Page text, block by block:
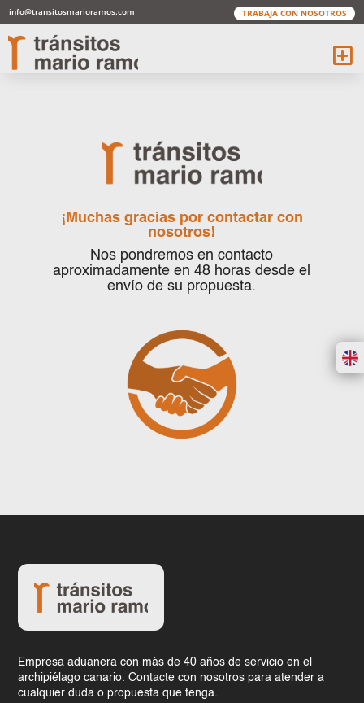
info@transitosmarioramos.com TRABAJA CON NOSOTROS
¡Muchas gracias por contactar con
nosotros!
Nos pondremos en contacto
aproximadamente en 48 horas desde el
envío de su propuesta.
Empresa aduanera con más de 40 años de servicio en el
archipiélago canario. Contacte con nosotros para atender a
cualquier duda o propuesta que tenga.